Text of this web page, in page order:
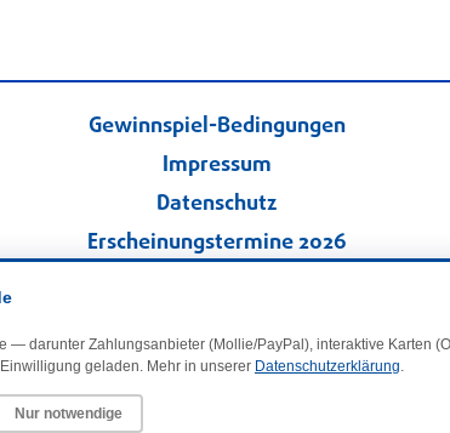
Gewinnspiel-Bedingungen
Impressum
Datenschutz
Erscheinungstermine 2026
Kleinanzeigen
— darunter Zahlungsanbieter (Mollie/PayPal), interaktive Karten
geladen. Mehr in unserer Datenschutzerklärung.
Nur notwendige